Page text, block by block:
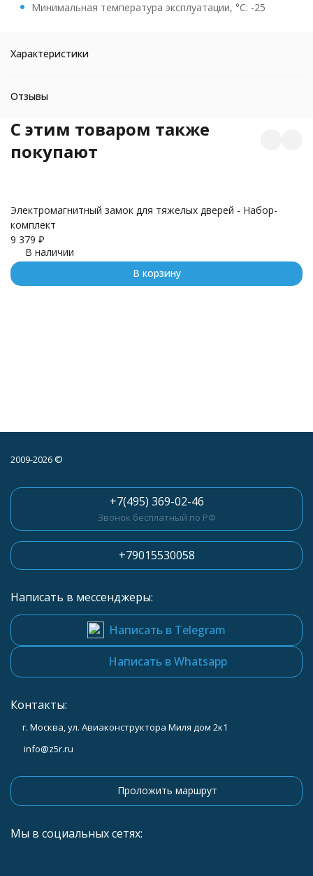
Минимальная температура эксплуатации, °C: -25
Характеристики
Отзывы
C этим товаром также
покупают
Электромагнитный замок для тяжелых дверей - Набор-
комплект
9 379 ₽
В наличии
В корзину
2009-2026 ©
+7(495) 369-02-46
Звонок бесплатный по РФ
+79015530058
Написать в мессенджеры:
Написать в Telegram
Написать в Whatsapp
Контакты:
г. Москва, ул. Авиаконструктора Миля дом 2к1
info@z5r.ru
Проложить маршрут
Мы в социальных сетях: